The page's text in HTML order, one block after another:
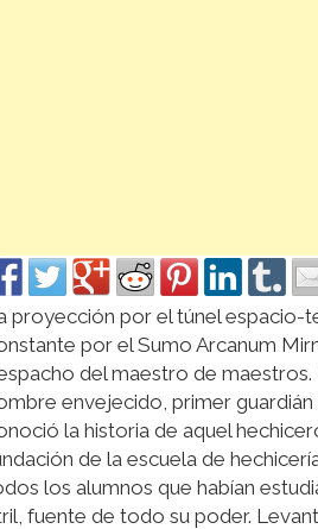
proyección por el túnel espacio-
por el Sumo Arcanum
del maestro de maestros.
envejecido, primer
la historia de aquel
de la escuela de
los alumnos que habían
fuente de todo su poder.